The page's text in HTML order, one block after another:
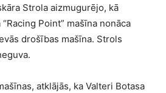
Strola aizmugurējo, kā
Point” mašīna nonāca
drošības mašīna. Strols
atklājās, ka Valteri Botasa